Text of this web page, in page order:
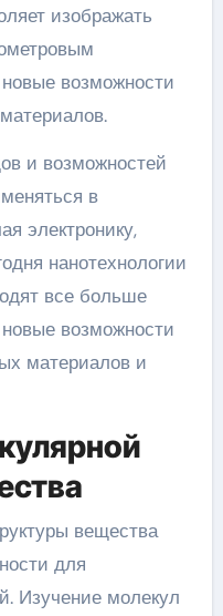
изображать
возможности
и возможностей
в
электронику,
нанотехнологии
все больше
возможности
материалов и
вещества
для
Изучение молекул